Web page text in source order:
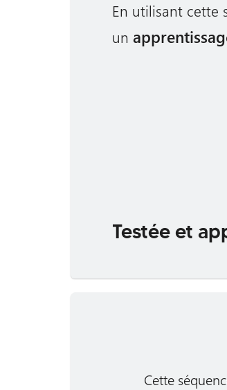
En utilisant cette
un
Testée et
Cette